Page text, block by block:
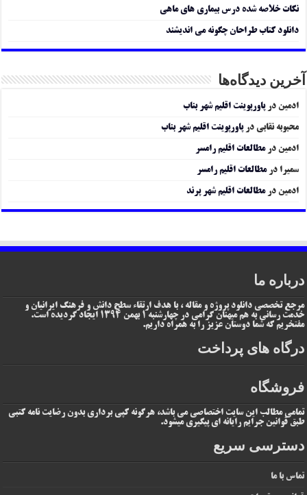
نکات خلاصه شده درس بیماری های ماهی
دانلود کتاب طراحان چگونه می اندیشند
آخرین دیدگاه‌ها
ادمین درپاورپوینت اقلیم شهر بناب
محبوبه نقابی درپاورپوینت اقلیم شهر بناب
ادمین درمطالعات اقلیم رامسر
سمیرا درمطالعات اقلیم رامسر
ادمین درمطالعات اقلیم شهر پرند
درباره ما
مرجع تخصصی دانلود پروژه و مقاله ، با هدف ارتقاء سطح دانش و فرهنگ ایرانیان و
خدمت رسانی به هم میهنان گرامی در چهارشنبه 1 بهمن 1394 ایجاد گردیده است.
مفتخریم که شما دوستان عزیز را به همراه داریم.
درگاه های پرداخت
فروشگاه
تمامی مطالب این سایت اختصاصی می باشد، هرگونه کپی برداری بدون رضایت نامه کتبی
طبق قوانین جرایم رایانه ای پیگیری میشود.
دسترسی سریع
تماس با ما